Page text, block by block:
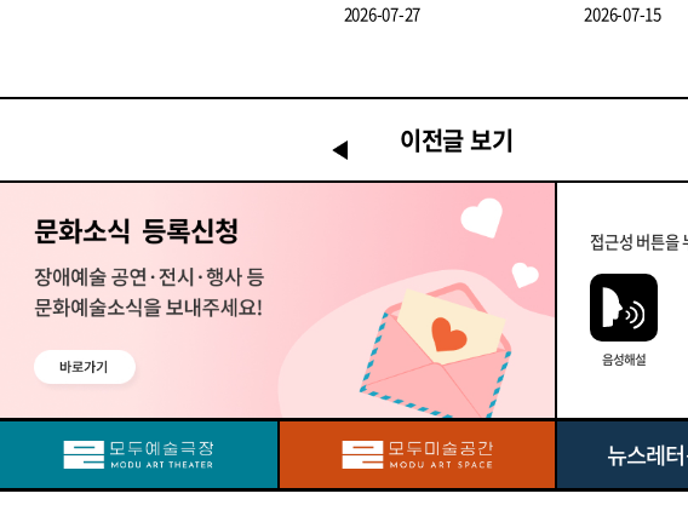
2026-07-27 2026-07-15
이전글 보기
접근성 버튼을
음성해설
뉴스레